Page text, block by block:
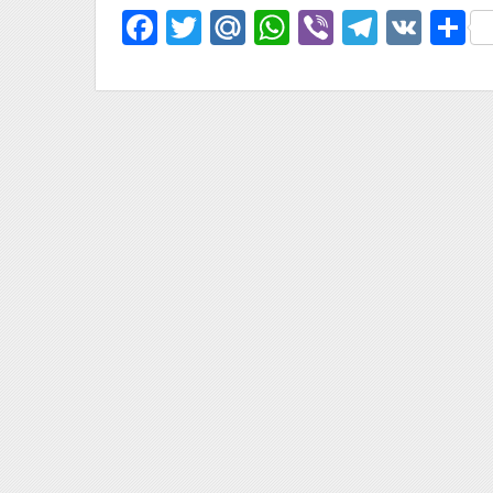
Facebook
TwitterMail.Ru
WhatsApp
Viber VK